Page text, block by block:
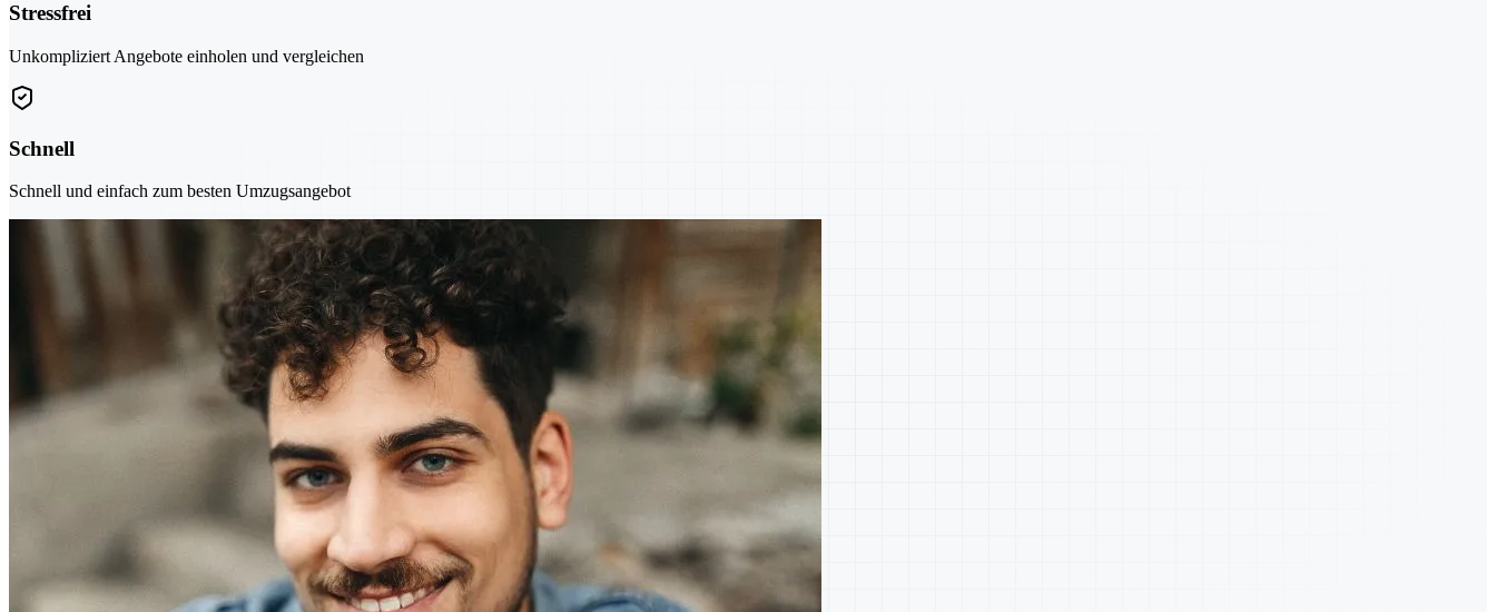
Stressfrei
Unkompliziert Angebote einholen und vergleichen
Schnell
Schnell und einfach zum besten Umzugsangebot